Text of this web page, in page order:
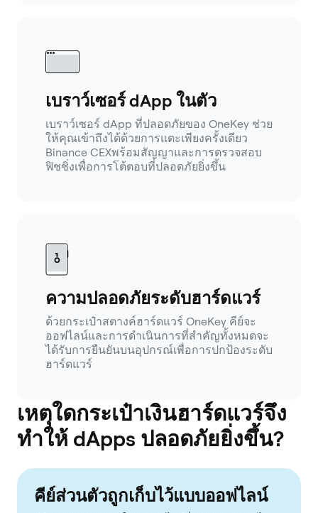
เบราว์เซอร์ dApp ในตัว
เบราว์เซอร์ dApp ที่ปลอดภัยของ OneKey ช่วย
ให้คุณเข้าถึงได้ด้วยการแตะเพียงครั้งเดียว
Binance CEXพร้อมสัญญาและการตรวจสอบ
ฟิชชิ่งเพื่อการโต้ตอบที่ปลอดภัยยิ่งขึ้น
ความปลอดภัยระดับฮาร์ดแวร์
ด้วยกระเป๋าสตางค์ฮาร์ดแวร์ OneKey คีย์จะ
ออฟไลน์และการดำเนินการที่สำคัญทั้งหมดจะ
ได้รับการยืนยันบนอุปกรณ์เพื่อการปกป้องระดับ
ฮาร์ดแวร์
เหตุใดกระเป๋าเงินฮาร์ดแวร์จึง
ทำให้ dApps ปลอดภัยยิ่งขึ้น?
คีย์ส่วนตัวถูกเก็บไว้แบบออฟไลน์